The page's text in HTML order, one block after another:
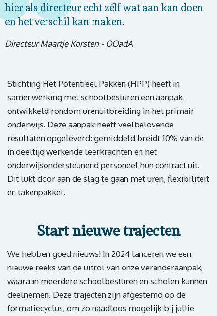
hier als directeur echt zélf wat aan kan doen
en het verschil kan maken.
Directeur Maartje Korsten - OOadA
Stichting Het Potentieel Pakken (HPP) heeft in
samenwerking met schoolbesturen een aanpak
ontwikkeld rondom urenuitbreiding in het primair
onderwijs. Deze aanpak heeft veelbelovende
resultaten opgeleverd: gemiddeld breidt 10% van de
in deeltijd werkende leerkrachten en het
onderwijsondersteunend personeel hun contract uit.
Dit lukt door aan de slag te gaan met uren, flexibiliteit
en takenpakket.
Start nieuwe trajecten
We hebben goed nieuws! In 2024 lanceren we een
nieuwe reeks van de uitrol van onze veranderaanpak,
waaraan meerdere schoolbesturen en scholen kunnen
deelnemen. Deze trajecten zijn afgestemd op de
formatiecyclus, om zo naadloos mogelijk bij jullie